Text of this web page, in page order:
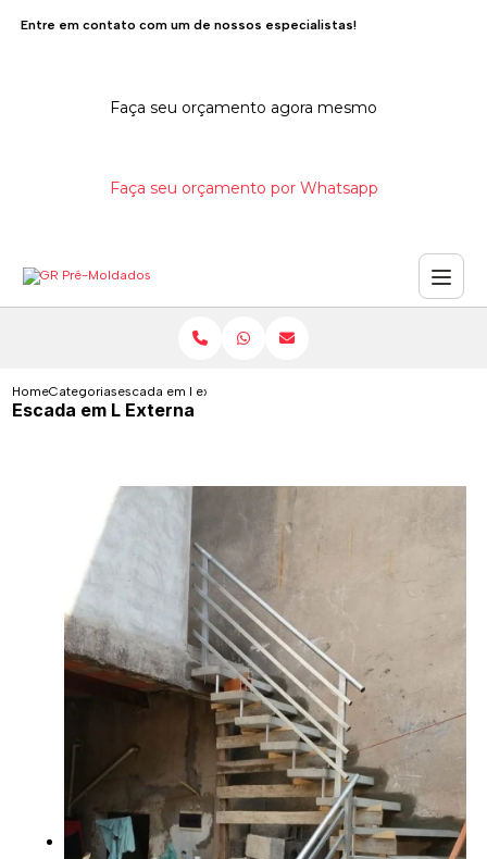
Entre em contato com um de nossos especialistas!
Faça seu orçamento agora mesmo
Faça seu orçamento por Whatsapp
HomeCategoriasescada em l externa
Escada em L Externa